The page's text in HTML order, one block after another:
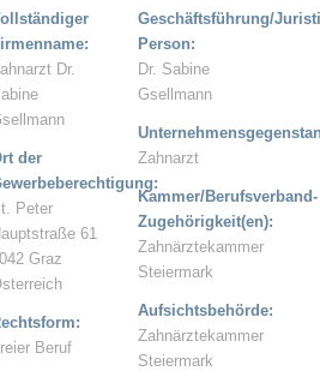
Dr.
der
Peter
61
Graz
Beruf
Geschäftsführung/
Person:
Dr. Sabine
Gsellmann
Zahnarzt
Kammer/Berufsverband-
Zugehörigkeit(en):
Zahnärztekammer
Steiermark
Aufsichtsbehörde:
Zahnärztekammer
Steiermark